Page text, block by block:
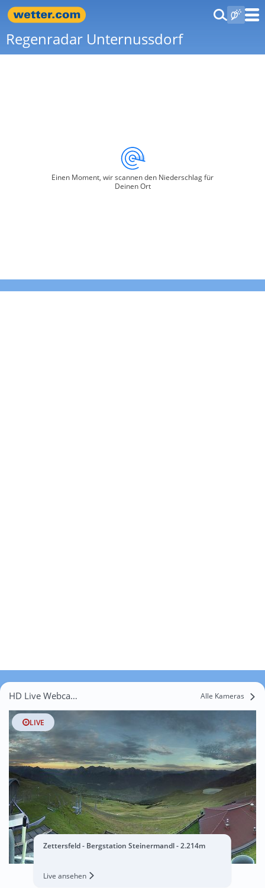
Regenradar Unternussdorf
Einen Moment, wir scannen den Niederschlag für
Deinen Ort
HD Live Webcams Unternussdorf Alle Kameras
LIVE
Zettersfeld - Bergstation Steinermandl - 2.214m
Live ansehen